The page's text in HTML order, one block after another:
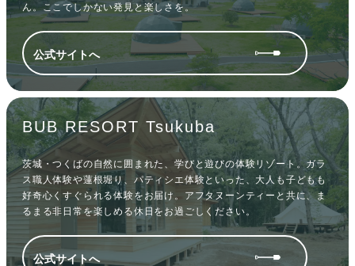
ん。ここでしかない発見と楽しさを。
公式サイトへ
BUB RESORT Tsukuba
茨城・つくばの自然に囲まれた、学びと遊びの体験リゾート。ガラ
ス職人体験や蓮根堀り、パティシエ体験といった、大人も子どもも
好奇心くすぐられる体験をお届け。アフタヌーンティーと共に、ま
るまる非日常を楽しめる休日をお過ごしください。
公式サイトへ